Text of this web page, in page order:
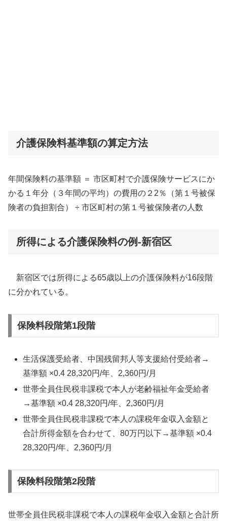
介護保険料基準額の算定方法
年間保険料の基準額 ＝ 市区町村で介護保険サービスにか
かる１年分（３年間の平均）の費用の２2％（第１号被保
険者の負担割合） ÷ 市区町村の第１号被保険者の人数
所得による介護保険料の例-新宿区
新宿区では所得による65歳以上の介護保険料が16段階
に分かれている。
保険料段階第1段階
生活保護受給者、中国残留邦人等支援給付受給者→
基準額 ×0.4 28,320円/年、2,360円/月
世帯全員住民税非課税で本人が老齢福祉年金受給者
→基準額 ×0.4 28,320円/年、2,360円/月
世帯全員住民税非課税で本人の課税年金収入金額と
合計所得金額を合わせて、80万円以下→基準額 ×0.4
28,320円/年、2,360円/月
保険料段階第2段階
世帯全員住民税非課税で本人の課税年金収入金額と合計所